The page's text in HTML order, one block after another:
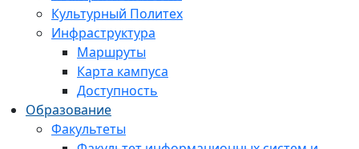
Культурный Политех
Инфраструктура
Маршруты
Карта кампуса
Доступность
Образование
Факультеты